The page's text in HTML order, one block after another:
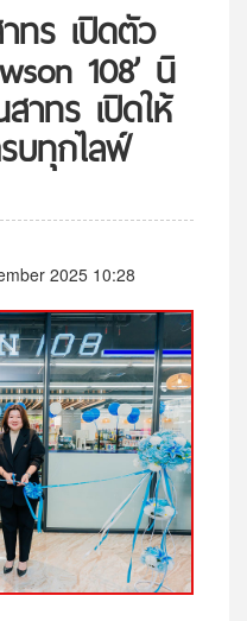
ทร เปิดตัว
108’ นิ
าทร เปิดให้
บทุกไลฟ์
2025 10:28